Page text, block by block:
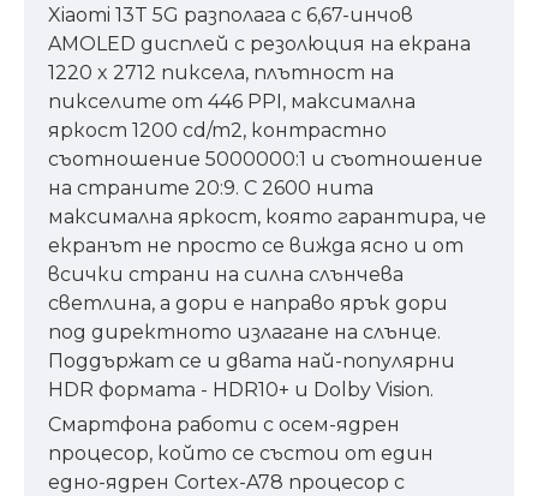
Xiaomi 13T 5G разполага с 6,67-инчов
AMOLED дисплей с резолюция на екрана
1220 x 2712 пиксела, плътност на
пикселите от 446 PPI, максимална
яркост 1200 cd/m2, контрастно
съотношение 5000000:1 и съотношение
на страните 20:9. С 2600 нита
максимална яркост, която гарантира, че
екранът не просто се вижда ясно и от
всички страни на силна слънчева
светлина, а дори е направо ярък дори
под директното излагане на слънце.
Поддържат се и двата най-популярни
HDR формата - HDR10+ и Dolby Vision.
Смартфона работи с осем-ядрен
процесор, който се състои от един
едно-ядрен Cortex-A78 процесор с